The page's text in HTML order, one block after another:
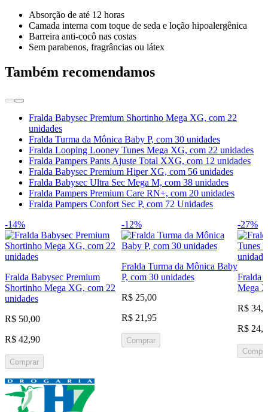
Absorção de até 12 horas
Camada interna com toque de seda e loção hipoalergênica
Barreira anti-cocô nas costas
Sem parabenos, fragrâncias ou látex
Também recomendamos
Fralda Babysec Premium Shortinho Mega XG, com 22
unidades
Fralda Turma da Mônica Baby P, com 30 unidades
Fralda Looping Looney Tunes Mega XG, com 22 unidades
Fralda Pampers Pants Ajuste Total XXG, com 12 unidades
Fralda Babysec Premium Hiper XG, com 56 unidades
Fralda Babysec Ultra Sec Mega M, com 38 unidades
Fralda Pampers Premium Care RN+, com 20 unidades
Fralda Pampers Confort Sec P, com 72 Unidades
-14%
Fralda Babysec Premium
Shortinho Mega XG, com 22
unidades
R$ 50,00
R$ 42,90
Comprar
-12%
Fralda Turma da Mônica Baby
P, com 30 unidades
R$ 25,00
R$ 21,95
Comprar
-27%
Fralda
Mega
R$
R$